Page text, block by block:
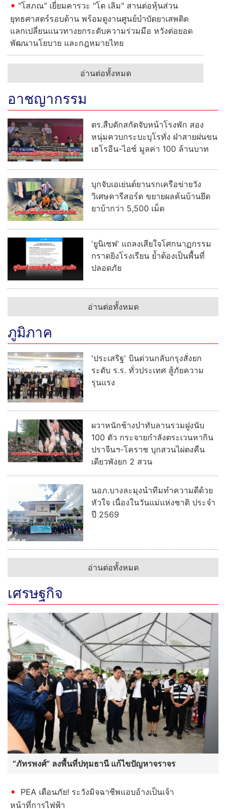
"โสภณ" เยี่ยมคารวะ "โต เลิม" สานต่อหุ้นส่วน
ยุทธศาสตร์รอบด้าน พร้อมดูงานศูนย์บำบัดยาเสพติด
แลกเปลี่ยนแนวทางยกระดับความร่วมมือ หวังต่อยอด
พัฒนานโยบาย และกฎหมายไทย
อ่านต่อทั้งหมด
อาชญากรรม
ตร.สืบดักสกัดจับหน้าโรงพัก สอง
หนุ่มควบกระบะบุโรทั่ง ฝ่าสายฝนขน
เฮโรอีน-ไอซ์ มูลค่า 100 ล้านบาท
บุกจับเอเย่นต์ยานรกเครือข่ายวัง
วิเศษคารีสอร์ต ขยายผลค้นบ้านยึด
ยาบ้ากว่า 5,500 เม็ด
'ยูนิเซฟ' แถลงเสียใจโศกนาฏกรรม
กราดยิงโรงเรียน ย้ำต้องเป็นพื้นที่
ปลอดภัย
อ่านต่อทั้งหมด
ภูมิภาค
'ประเสริฐ' บินด่วนกลับกรุงสั่งยก
ระดับ ร.ร. ทั่วประเทศ สู้ภัยความ
รุนแรง
ผวาหนักช้างป่าทับลานรวมฝูงนับ
100 ตัว กระจายกำลังตระเวนหากิน
ปราจีนฯ-โคราช บุกสวนไผ่ตงคืน
เดียวพังยก 2 สวน
นอภ.บางละมุงนำทีมทำความดีด้วย
หัวใจ เนื่องในวันแม่แห่งชาติ ประจำ
ปี 2569
อ่านต่อทั้งหมด
เศรษฐกิจ
“ภัทรพงศ์” ลงพื้นที่ปทุมธานี แก้ไขปัญหาจราจร
PEA เตือนภัย! ระวังมิจฉาชีพแอบอ้างเป็นเจ้า
หน้าที่การไฟฟ้า